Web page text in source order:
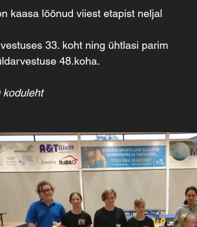
kaasa löönud viiest etapist neljal
33. koht ning ühtlasi parim
48.koha.
koduleht